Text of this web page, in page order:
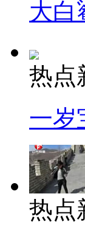
大白
热点
一岁
热点